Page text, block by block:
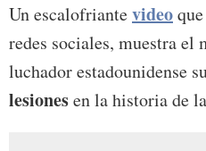
Un escalofriantevideo
redes sociales, muestra el
luchador estadounidense
lesionesen la historia de